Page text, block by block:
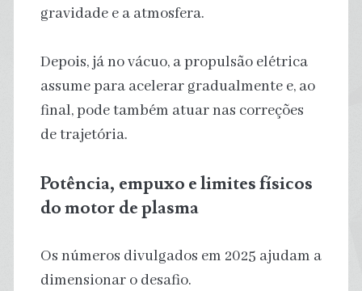
gravidade e a atmosfera.
Depois, já no vácuo, a propulsão elétrica
assume para acelerar gradualmente e, ao
final, pode também atuar nas correções
de trajetória.
Potência, empuxo e limites físicos
do motor de plasma
Os números divulgados em 2025 ajudam a
dimensionar o desafio.